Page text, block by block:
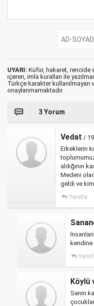
UYARI: Küfür, hakaret, rencide
içeren, imla kuralları ile
Türkçe karakter kullanılmayan
onaylanmamaktadır.
3 Yorum
Vedat /
Erkeklerin
aldığının
Medeni
geldi ve
Yanıtla
kendine
Köylü
Senin